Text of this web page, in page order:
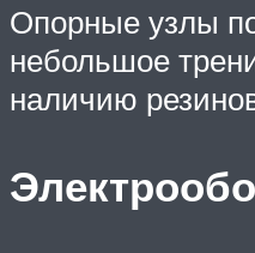
Опорные узлы
небольшое
наличию